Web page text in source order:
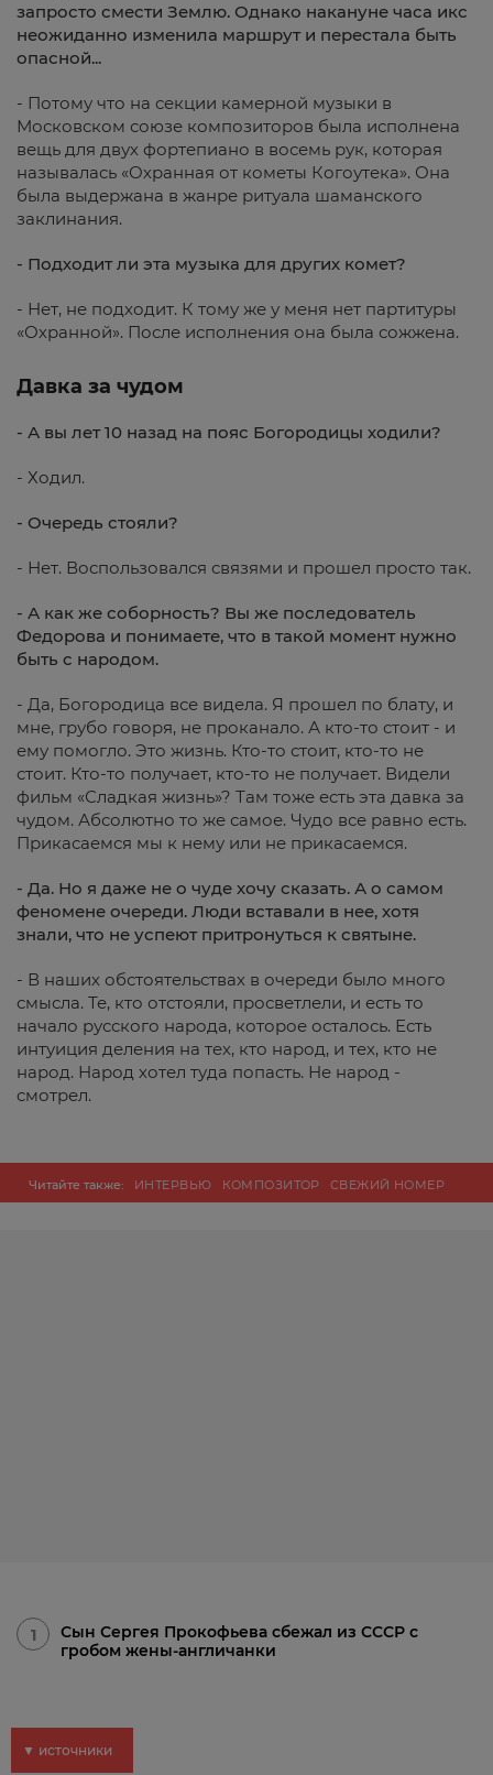
запросто смести Землю. Однако накануне часа икс
неожиданно изменила маршрут и перестала быть
опасной...
- Потому что на секции камерной музыки в
Московском союзе композиторов была исполнена
вещь для двух фортепиано в восемь рук, которая
называлась «Охранная от кометы Когоутека». Она
была выдержана в жанре ритуала шаманского
заклинания.
- Подходит ли эта музыка для других комет?
- Нет, не подходит. К тому же у меня нет партитуры
«Охранной». После исполнения она была сожжена.
Давка за чудом
- А вы лет 10 назад на пояс Богородицы ходили?
- Ходил.
- Очередь стояли?
- Нет. Воспользовался связями и прошел просто так.
- А как же соборность? Вы же последователь
Федорова и понимаете, что в такой момент нужно
быть с народом.
- Да, Богородица все видела. Я прошел по блату, и
мне, грубо говоря, не проканало. А кто-то стоит - и
ему помогло. Это жизнь. Кто-то стоит, кто-то не
стоит. Кто-то получает, кто-то не получает. Видели
фильм «Сладкая жизнь»? Там тоже есть эта давка за
чудом. Абсолютно то же самое. Чудо все равно есть.
Прикасаемся мы к нему или не прикасаемся.
- Да. Но я даже не о чуде хочу сказать. А о самом
феномене очереди. Люди вставали в нее, хотя
знали, что не успеют притронуться к святыне.
- В наших обстоятельствах в очереди было много
смысла. Те, кто отстояли, просветлели, и есть то
начало русского народа, которое осталось. Есть
интуиция деления на тех, кто народ, и тех, кто не
народ. Народ хотел туда попасть. Не народ -
смотрел.
Читайте также: ИНТЕРВЬЮ КОМПОЗИТОР СВЕЖИЙ НОМЕР
1
Сын Сергея Прокофьева сбежал из СССР с
гробом жены-англичанки
▼ источники